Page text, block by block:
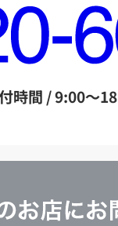
付時間 / 9:00～